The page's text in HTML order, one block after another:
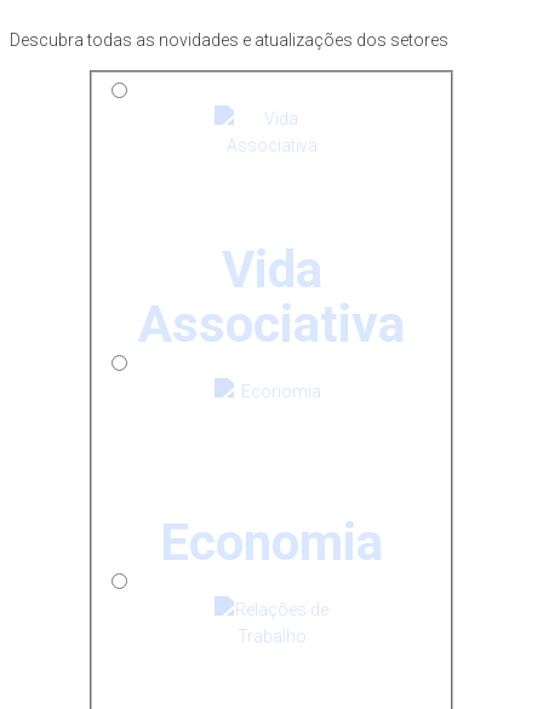
Descubra todas as novidades e atualizações dos setores
Vida
Associativa
Economia